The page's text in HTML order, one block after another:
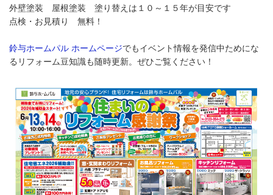
外壁塗装 屋根塗装 塗り替えは１０～１５年が目安です
点検・お見積り 無料！
鈴与ホームパル ホームページでもイベント情報を発信中ためにな
るリフォーム豆知識も随時更新。ぜひご覧ください！